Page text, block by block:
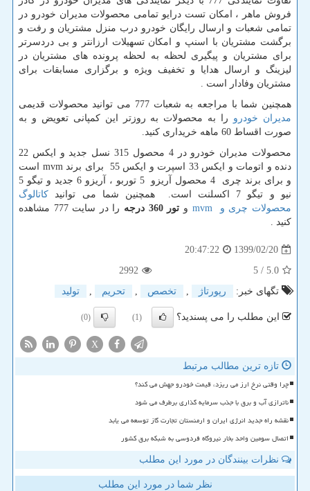
فروش ماهر ، امکان تست درایو تمامی محصولات مدیران خودرو در
تمامی شعبات و ارسال رایگان خودرو درب منزل مشتریان و رفت و
برگشت مشتریان با اسنپ و امکان تسهیلات ارزانتر و بی دردسرتر
برای مشتریان و پیگیری لحظه به لحظه پرونده های مشتریان در
لیزینگ و ارسال هدایا و تخفیف ویژه و برگزاری مسابقات برای
مشتریان وفادار است .
همچنین شما با مراجعه به شعبات 777 می توانید محصولات قدیمی
مدیران خودرو را به محصولات به روزتر این کمپانی تعویض و به
صورت اقساط 60 ماهه خریداری کنید.
محصولات مدیران خودرو در 4 محصول 315 نسل جدید و ایکس 22
دنده و اتومات و ایکس 33 اسپرت و ایکس 55 برای برند
mvm است
و برای برند چری 4 محصول آریزو 5 توربو ، آریزو 6 جدید و تیگو 5
نیو و تیگو 7 اکسلنت است.
همچنین شما می توانید کاتالوگ
محصولات چری و
mvm و تور 360 درجه
را در سایت 777 مشاهده
کنید .
1399/02/20
20:47:22
5.0
/ 5
2992
تگهای خبر:
رپورتاژ , تخصص , تحریم , تولید
این مطلب را می پسندید؟ (1)
(0)
X
تازه ترین مطالب مرتبط
چرا وقتی نرخ ارز می ریزد، قیمت خودرو جهش می کند؟
ناترازی آب و برق با جذب سرمایه گذاری برطرف می شود
نقشه راه جدید انرژی ایران و ارمنستان تجارت گاز توسعه می یابد
اتصال سومین واحد بخار نیروگاه فردوسی به شبکه برق کشور
نظرات بینندگان در مورد این مطلب
نظر شما در مورد این مطلب